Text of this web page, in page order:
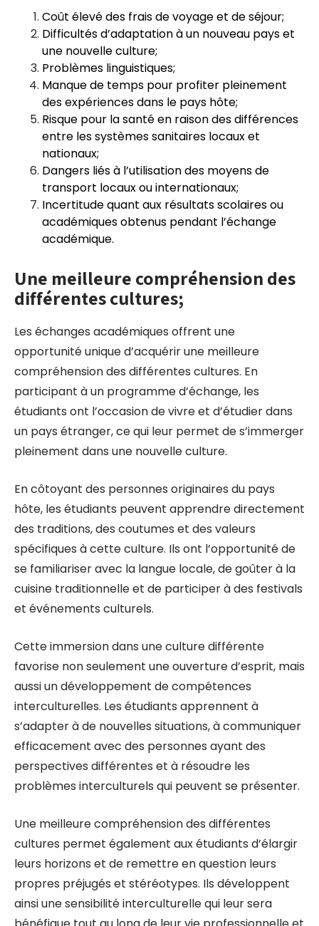
Coût élevé des frais de voyage et de séjour;
Difficultés d’adaptation à un nouveau pays et
une nouvelle culture;
Problèmes linguistiques;
Manque de temps pour profiter pleinement
des expériences dans le pays hôte;
Risque pour la santé en raison des différences
entre les systèmes sanitaires locaux et
nationaux;
Dangers liés à l’utilisation des moyens de
transport locaux ou internationaux;
Incertitude quant aux résultats scolaires ou
académiques obtenus pendant l’échange
académique.
Une meilleure compréhension des
différentes cultures;
Les échanges académiques offrent une
opportunité unique d’acquérir une meilleure
compréhension des différentes cultures. En
participant à un programme d’échange, les
étudiants ont l’occasion de vivre et d’étudier dans
un pays étranger, ce qui leur permet de s’immerger
pleinement dans une nouvelle culture.
En côtoyant des personnes originaires du pays
hôte, les étudiants peuvent apprendre directement
des traditions, des coutumes et des valeurs
spécifiques à cette culture. Ils ont l’opportunité de
se familiariser avec la langue locale, de goûter à la
cuisine traditionnelle et de participer à des festivals
et événements culturels.
Cette immersion dans une culture différente
favorise non seulement une ouverture d’esprit, mais
aussi un développement de compétences
interculturelles. Les étudiants apprennent à
s’adapter à de nouvelles situations, à communiquer
efficacement avec des personnes ayant des
perspectives différentes et à résoudre les
problèmes interculturels qui peuvent se présenter.
Une meilleure compréhension des différentes
cultures permet également aux étudiants d’élargir
leurs horizons et de remettre en question leurs
propres préjugés et stéréotypes. Ils développent
ainsi une sensibilité interculturelle qui leur sera